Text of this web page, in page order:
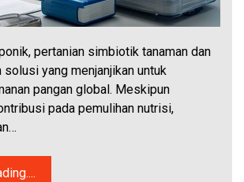
pertanian simbiotik tanaman dan
solusi yang menjanjikan untuk
pangan global. Meskipun
pada pemulihan nutrisi,